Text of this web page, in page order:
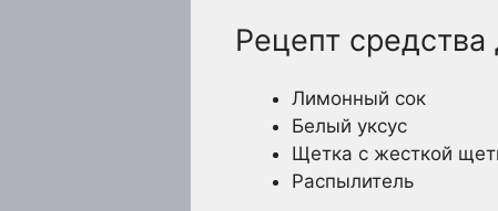
Рецепт
Лимонный сок
Белый уксус
Щетка с жесткой
Распылитель